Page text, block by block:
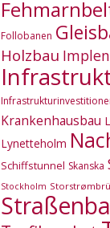
Follobanen
Holzbau
Krankenhausbau
Lynetteholm
Schiffstunnel Skanska
Stockholm